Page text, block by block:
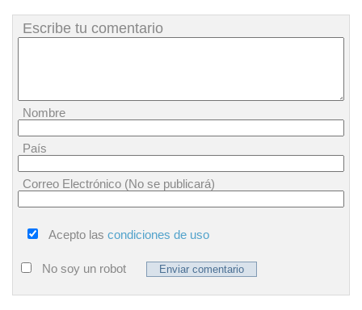
Escribe tu comentario
Nombre
País
Correo Electrónico (No se publicará)
Acepto las condiciones de uso
No soy un robot